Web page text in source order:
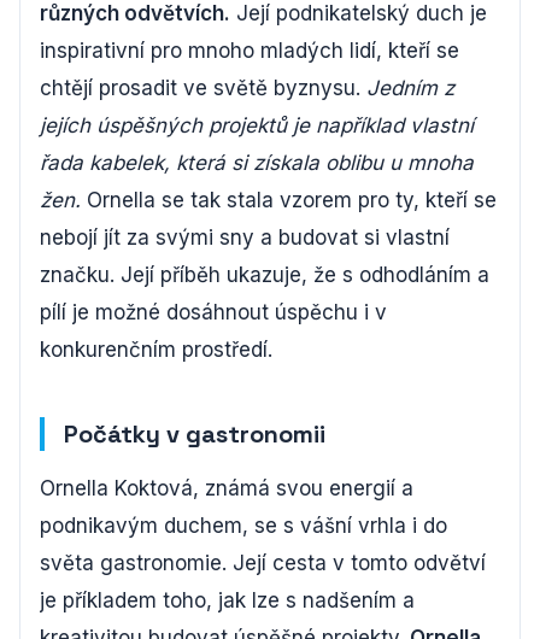
různých odvětvích. Její podnikatelský duch je
inspirativní pro mnoho mladých lidí, kteří se
chtějí prosadit ve světě byznysu. Jedním z
jejích úspěšných projektů je například vlastní
řada kabelek, která si získala oblibu u mnoha
žen. Ornella se tak stala vzorem pro ty, kteří se
nebojí jít za svými sny a budovat si vlastní
značku. Její příběh ukazuje, že s odhodláním a
pílí je možné dosáhnout úspěchu i v
konkurenčním prostředí.
Počátky v gastronomii
Ornella Koktová, známá svou energií a
podnikavým duchem, se s vášní vrhla i do
světa gastronomie. Její cesta v tomto odvětví
je příkladem toho, jak lze s nadšením a